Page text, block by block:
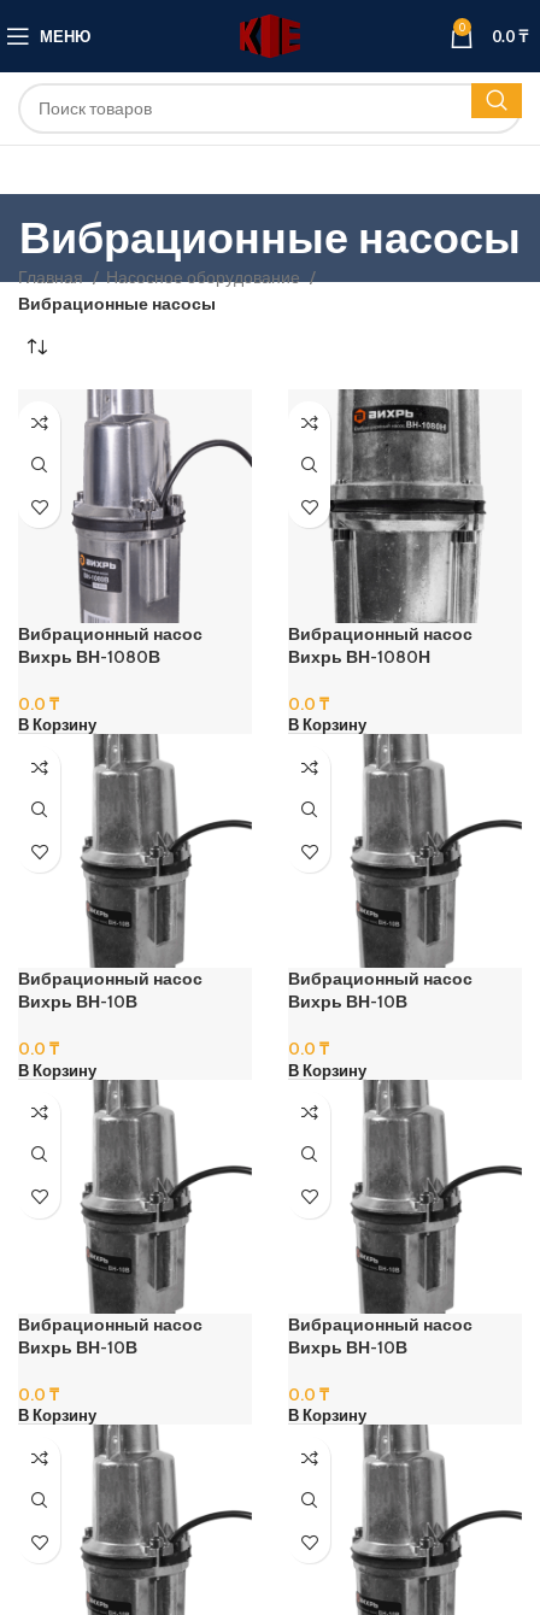
МЕНЮ 0 0.0₸
Вибрационные насосы
Главная
Насосное оборудование
Вибрационные насосы
Вибрационный насос
Вихрь ВН-1080В
0.0 ₸
В Корзину
Вибрационный насос
Вихрь ВН-1080Н
0.0 ₸
В Корзину
Вибрационный насос
Вихрь ВН-10В
0.0 ₸
В Корзину
Вибрационный насос
Вихрь ВН-10В
0.0 ₸
В Корзину
Вибрационный насос
Вихрь ВН-10В
0.0 ₸
В Корзину
Вибрационный насос
Вихрь ВН-10В
0.0 ₸
В Корзину